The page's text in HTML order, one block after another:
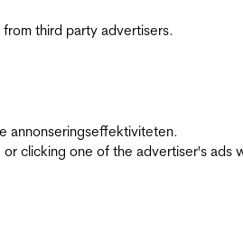
third party advertisers.
annonseringseffektiviteten.
clicking one of the advertiser's